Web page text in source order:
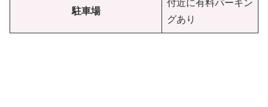
駐車場
付近に有料パーキン
グあり